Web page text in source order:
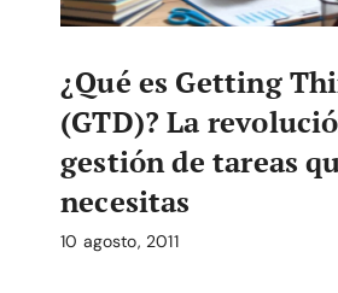
¿Qué es Getting
(GTD)? La
gestión de tareas
necesitas
10 agosto, 2011